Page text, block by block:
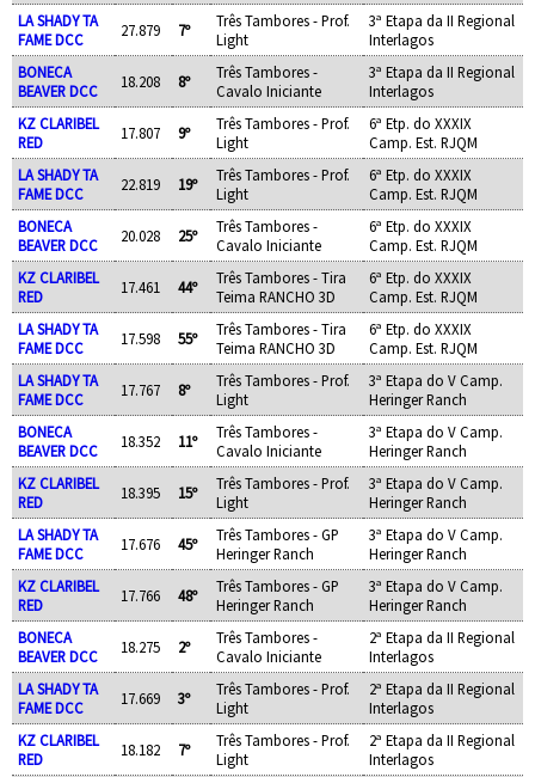
LA SHADY TA
FAME DCC
27.879 7º
Três Tambores - Prof.
Light
3ª Etapa da II Regional
Interlagos
BONECA
BEAVER DCC
18.208 8º
Três Tambores -
Cavalo Iniciante
3ª Etapa da II Regional
Interlagos
KZ CLARIBEL
RED
17.807 9º
Três Tambores - Prof.
Light
6ª Etp. do XXXIX
Camp. Est. RJQM
LA SHADY TA
FAME DCC
22.819 19º
Três Tambores - Prof.
Light
6ª Etp. do XXXIX
Camp. Est. RJQM
BONECA
BEAVER DCC
20.028 25º
Três Tambores -
Cavalo Iniciante
6ª Etp. do XXXIX
Camp. Est. RJQM
KZ CLARIBEL
RED
17.461 44º
Três Tambores - Tira
Teima RANCHO 3D
6ª Etp. do XXXIX
Camp. Est. RJQM
LA SHADY TA
FAME DCC
17.598 55º
Três Tambores - Tira
Teima RANCHO 3D
6ª Etp. do XXXIX
Camp. Est. RJQM
LA SHADY TA
FAME DCC
17.767 8º
Três Tambores - Prof.
Light
3ª Etapa do V Camp.
Heringer Ranch
BONECA
BEAVER DCC
18.352 11º
Três Tambores -
Cavalo Iniciante
3ª Etapa do V Camp.
Heringer Ranch
KZ CLARIBEL
RED
18.395 15º
Três Tambores - Prof.
Light
3ª Etapa do V Camp.
Heringer Ranch
LA SHADY TA
FAME DCC
17.676 45º
Três Tambores - GP
Heringer Ranch
3ª Etapa do V Camp.
Heringer Ranch
KZ CLARIBEL
RED
17.766 48º
Três Tambores - GP
Heringer Ranch
3ª Etapa do V Camp.
Heringer Ranch
BONECA
BEAVER DCC
18.275 2º
Três Tambores -
Cavalo Iniciante
2ª Etapa da II Regional
Interlagos
LA SHADY TA
FAME DCC
17.669 3º
Três Tambores - Prof.
Light
2ª Etapa da II Regional
Interlagos
KZ CLARIBEL
RED
18.182 7º
Três Tambores - Prof.
Light
2ª Etapa da II Regional
Interlagos